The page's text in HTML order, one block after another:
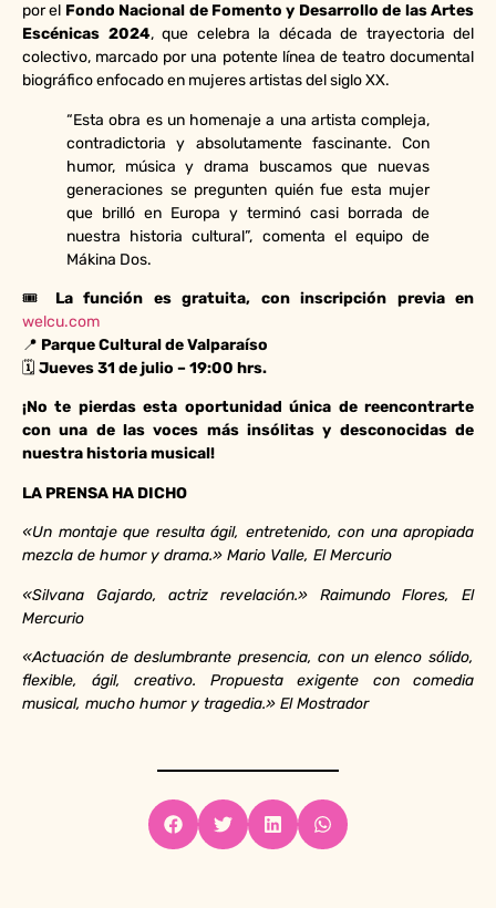
por el Fondo Nacional de Fomento y Desarrollo de las Artes
Escénicas 2024, que celebra la década de trayectoria del
colectivo, marcado por una potente línea de teatro documental
biográfico enfocado en mujeres artistas del siglo XX.
“Esta obra es un homenaje a una artista compleja,
contradictoria y absolutamente fascinante. Con
humor, música y drama buscamos que nuevas
generaciones se pregunten quién fue esta mujer
que brilló en Europa y terminó casi borrada de
nuestra historia cultural”, comenta el equipo de
Mákina Dos.
🎟 La función es gratuita, con inscripción previa en
welcu.com
📍 Parque Cultural de Valparaíso
🗓 Jueves 31 de julio – 19:00 hrs.
¡No te pierdas esta oportunidad única de reencontrarte
con una de las voces más insólitas y desconocidas de
nuestra historia musical!
LA PRENSA HA DICHO
«Un montaje que resulta ágil, entretenido, con una apropiada
mezcla de humor y drama.» Mario Valle, El Mercurio
«Silvana Gajardo, actriz revelación.» Raimundo Flores, El
Mercurio
«Actuación de deslumbrante presencia, con un elenco sólido,
flexible, ágil, creativo. Propuesta exigente con comedia
musical, mucho humor y tragedia.» El Mostrador